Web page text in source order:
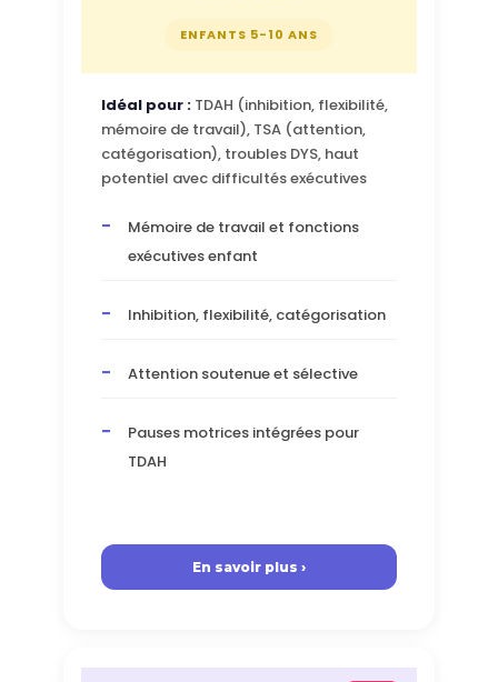
ENFANTS 5-10 ANS
Idéal pour :TDAH (inhibition, flexibilité,
mémoire de travail), TSA (attention,
catégorisation), troubles DYS, haut
potentiel avec difficultés exécutives
Mémoire de travail et fonctions
exécutives enfant
Inhibition, flexibilité, catégorisation
Attention soutenue et sélective
Pauses motrices intégrées pour
TDAH
En savoir plus ›